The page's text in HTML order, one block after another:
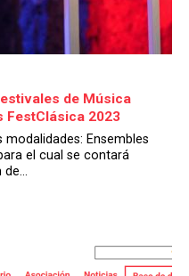
de Música
2023
Ensembles
el cual se contará